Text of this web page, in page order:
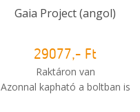
Gaia Project (angol)
29077,- Ft
Raktáron van
Azonnal kapható a boltban is